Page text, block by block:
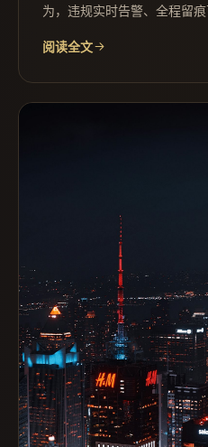
为，违规实时告警、全程留痕
阅读全文